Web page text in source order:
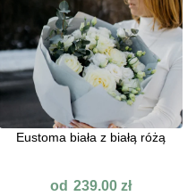
Eustoma biała z białą różą
od 239.00zł